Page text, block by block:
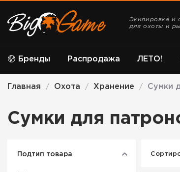
Экипировка и
для охоты и
Бренды ЛЕТО!
Распродажа
Главная / Охота / Хранение / Сумки
Сумки для
Подтип товара